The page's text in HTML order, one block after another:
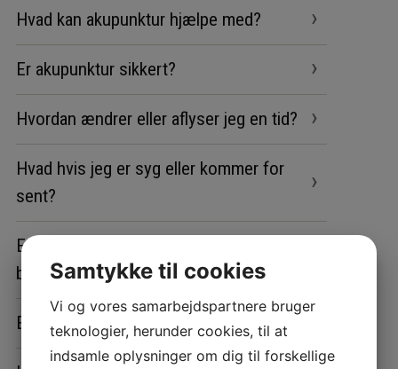
Hvad kan akupunktur hjælpe med? ›
Er akupunktur sikkert? ›
Hvordan ændrer eller aflyser jeg en tid? ›
Hvad hvis jeg er syg eller kommer for
sent?
›
Er du RAB-registreret – og hvad
betyder det?
Er der handicapadgang? ›
Samtykke til cookies
Vi og vores samarbejdspartnere bruger
teknologier, herunder cookies, til at
indsamle oplysninger om dig til forskellige